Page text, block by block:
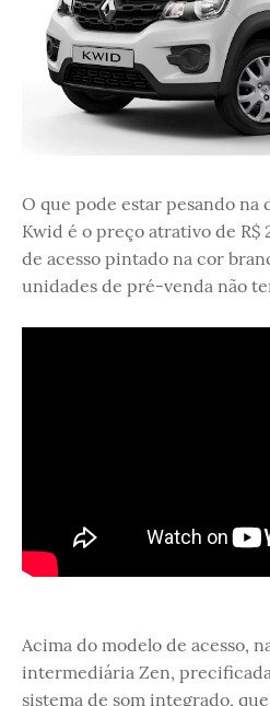
O que pode estar pesando na
Kwid é o preço atrativo de R$
de acesso pintado na cor
unidades de pré-venda não
Acima do modelo de acesso,
intermediária Zen, precificada
sistema de som integrado,